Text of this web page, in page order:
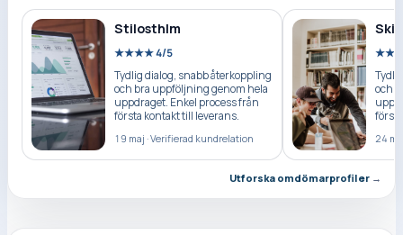
Stilosthlm
★★★★ 4/5
Tydlig dialog, snabb återkoppling
och bra uppföljning genom hela
uppdraget. Enkel process från
första kontakt till leverans.
19 maj ·Verifierad kundrelation
och
24
Utforska omdömarprofiler →